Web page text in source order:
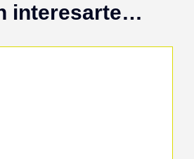
interesarte…